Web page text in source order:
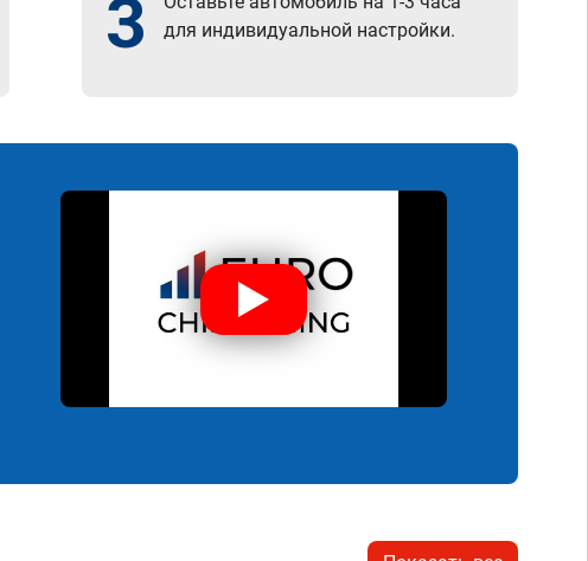
3
для индивидуальной настройки.